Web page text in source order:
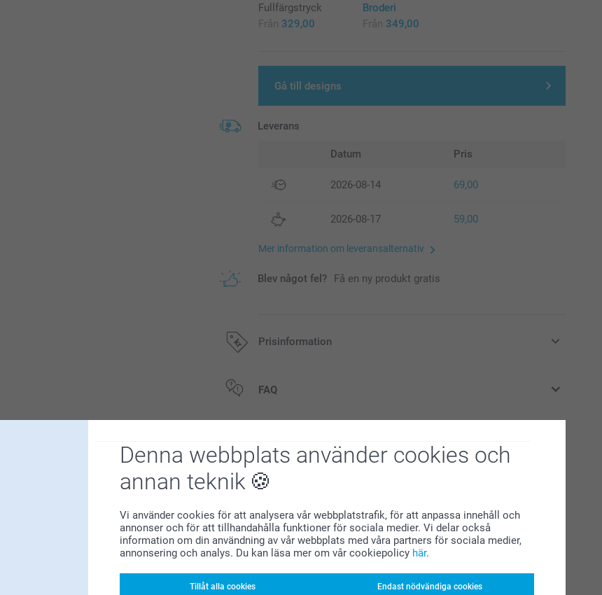
Denna webbplats använder cookies och
annan teknik
Vi använder cookies för att analysera vår webbplatstrafik, för att anpassa innehåll och
annonser och för att tillhandahålla funktioner för sociala medier. Vi delar också
information om din användning av vår webbplats med våra partners för sociala medier,
annonsering och analys. Du kan läsa mer om vår cookiepolicy här.
Tillåt alla cookies Endast nödvändiga cookies
Fullfärgstryck
Från 329,00
Broderi
Från 349,00
Gå till designs
Leverans
Datum Pris
2026-08-14 69,00
2026-08-17 59,00
Mer information om leveransalternativ
Blev något fel? Få en ny produkt gratis
Prisinformation
Alla priser är i svenska kronor (SEK), inklusive moms och exklusive porto.
FAQ
14
Relaterade produkter
Skärbräda i trä
Från 289,00
(19 omdömen)
(5 omdömen)
4 varianter
169,00